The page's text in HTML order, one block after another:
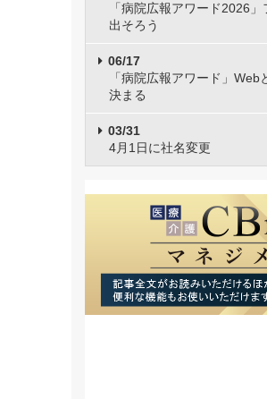
「病院広報アワード2026
出そろう
06/17
「病院広報アワード」
決まる
03/31
4月1日に社名変更